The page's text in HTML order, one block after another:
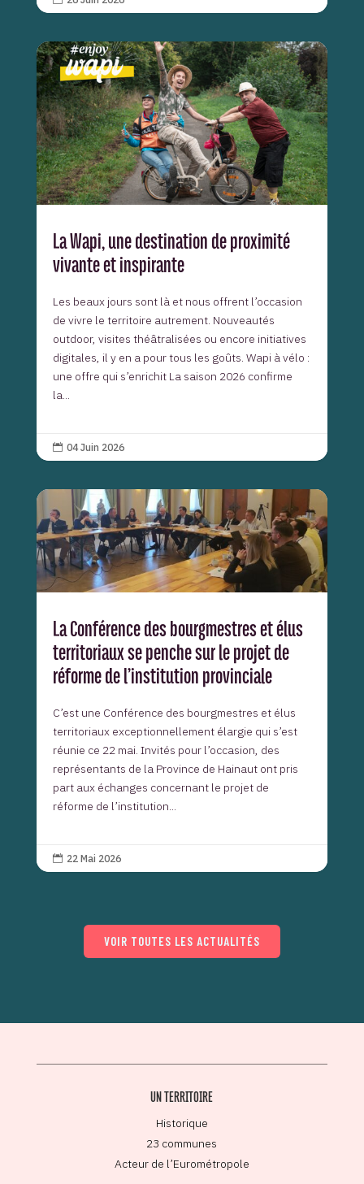
La Wapi, une destination de proximité
vivante et inspirante
Les beaux jours sont là et nous offrent l’occasion
de vivre le territoire autrement. Nouveautés
outdoor, visites théâtralisées ou encore initiatives
digitales, il y en a pour tous les goûts. Wapi à vélo :
une offre qui s’enrichit La saison 2026 confirme
la...
 04 Juin 2026
La Conférence des bourgmestres et élus
territoriaux se penche sur le projet de
réforme de l’institution provinciale
C’est une Conférence des bourgmestres et élus
territoriaux exceptionnellement élargie qui s’est
réunie ce 22 mai. Invités pour l’occasion, des
représentants de la Province de Hainaut ont pris
part aux échanges concernant le projet de
réforme de l’institution...
 22 Mai 2026
VOIR TOUTES LES ACTUALITÉS
UN TERRITOIRE
Historique
23 communes
Acteur de l’Eurométropole